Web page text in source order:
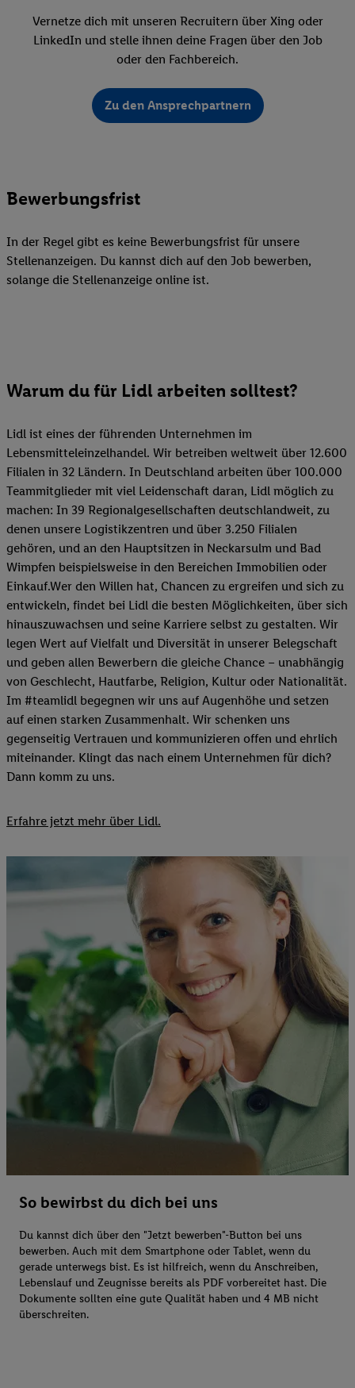
Vernetze dich mit unseren Recruitern über Xing oder
LinkedIn und stelle ihnen deine Fragen über den Job
oder den Fachbereich.
Zu den Ansprechpartnern
Bewerbungsfrist
In der Regel gibt es keine Bewerbungsfrist für unsere
Stellenanzeigen. Du kannst dich auf den Job bewerben,
solange die Stellenanzeige online ist.
Warum du für Lidl arbeiten solltest?
Lidl ist eines der führenden Unternehmen im
Lebensmitteleinzelhandel. Wir betreiben weltweit über 12.600
Filialen in 32 Ländern. In Deutschland arbeiten über 100.000
Teammitglieder mit viel Leidenschaft daran, Lidl möglich zu
machen: In 39 Regionalgesellschaften deutschlandweit, zu
denen unsere Logistikzentren und über 3.250 Filialen
gehören, und an den Hauptsitzen in Neckarsulm und Bad
Wimpfen beispielsweise in den Bereichen Immobilien oder
Einkauf.Wer den Willen hat, Chancen zu ergreifen und sich zu
entwickeln, findet bei Lidl die besten Möglichkeiten, über sich
hinauszuwachsen und seine Karriere selbst zu gestalten. Wir
legen Wert auf Vielfalt und Diversität in unserer Belegschaft
und geben allen Bewerbern die gleiche Chance – unabhängig
von Geschlecht, Hautfarbe, Religion, Kultur oder Nationalität.
Im #teamlidl begegnen wir uns auf Augenhöhe und setzen
auf einen starken Zusammenhalt. Wir schenken uns
gegenseitig Vertrauen und kommunizieren offen und ehrlich
miteinander. Klingt das nach einem Unternehmen für dich?
Dann komm zu uns.​
Erfahre jetzt mehr über Lidl.
So bewirbst du dich bei uns
Du kannst dich über den "Jetzt bewerben"-Button bei uns
bewerben. Auch mit dem Smartphone oder Tablet, wenn du
gerade unterwegs bist. Es ist hilfreich, wenn du Anschreiben,
Lebenslauf und Zeugnisse bereits als PDF vorbereitet hast. Die
Dokumente sollten eine gute Qualität haben und 4 MB nicht
überschreiten.